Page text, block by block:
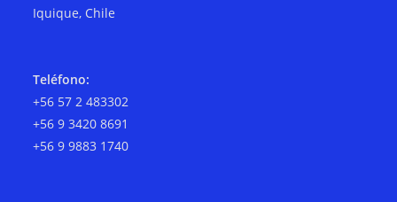
Iquique, Chile
Teléfono:
+56 57 2 483302
+56 9 3420 8691
+56 9 9883 1740